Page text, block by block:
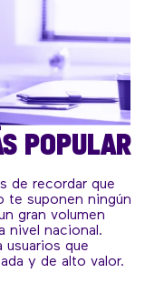
POPULAR
de recordar que
te suponen ningún
gran volumen
nivel nacional.
usuarios que
y de alto valor.